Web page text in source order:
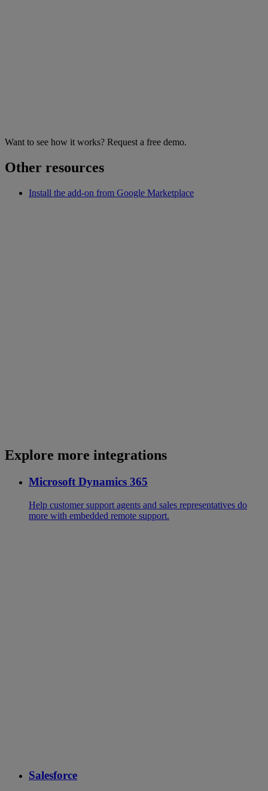
Want to see how it works? Request a free demo.
Other resources
Install the add-on from Google Marketplace
Explore more integrations
Microsoft Dynamics 365
Help customer support agents and sales representatives do
more with embedded remote support.
Salesforce